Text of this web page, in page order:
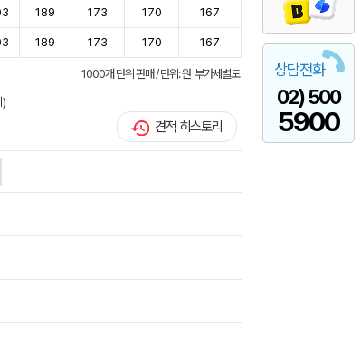
상담전화
02) 500
5900
189 173 170 167
189 173 170 167
1000개 단위 판매 / 단위: 원 부가세별도
)
견적 히스토리